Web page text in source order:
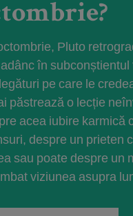
Pluto
în subconștientul
pe care le
păstrează o lecție
acea iubire karmică
despre un prieten
sau poate despre un
viziunea asupra